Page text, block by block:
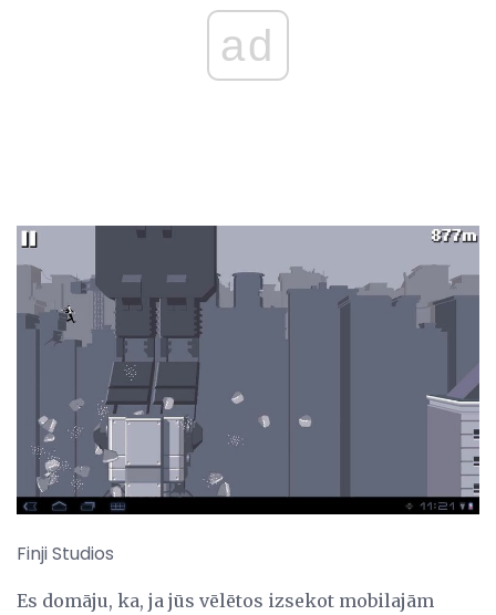
ad
Finji Studios
Es domāju, ka, ja jūs vēlētos izsekot mobilajām